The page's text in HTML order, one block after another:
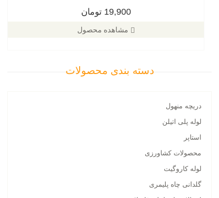
19,900 تومان
مشاهده محصول
دسته بندی محصولات
دریچه منهول
لوله پلی اتیلن
استاپر
محصولات کشاورزی
لوله کاروگیت
گلدانی چاه پلیمری